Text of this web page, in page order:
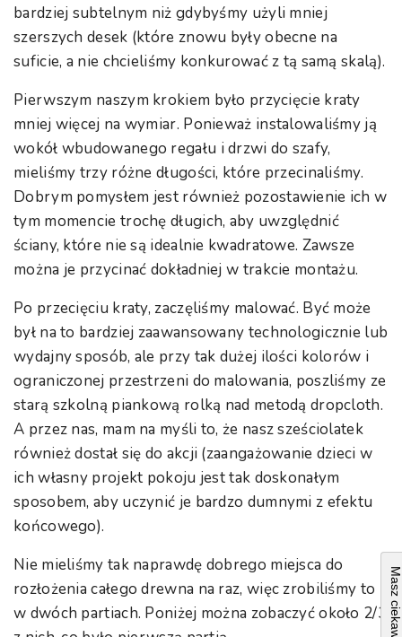
bardziej subtelnym niż gdybyśmy użyli mniej
szerszych desek (które znowu były obecne na
suficie, a nie chcieliśmy konkurować z tą samą skalą).
Pierwszym naszym krokiem było przycięcie kraty
mniej więcej na wymiar. Ponieważ instalowaliśmy ją
wokół wbudowanego regału i drzwi do szafy,
mieliśmy trzy różne długości, które przecinaliśmy.
Dobrym pomysłem jest również pozostawienie ich w
tym momencie trochę długich, aby uwzględnić
ściany, które nie są idealnie kwadratowe. Zawsze
można je przycinać dokładniej w trakcie montażu.
Po przecięciu kraty, zaczęliśmy malować. Być może
był na to bardziej zaawansowany technologicznie lub
wydajny sposób, ale przy tak dużej ilości kolorów i
ograniczonej przestrzeni do malowania, poszliśmy ze
starą szkolną piankową rolką nad metodą dropcloth.
A przez nas, mam na myśli to, że nasz sześciolatek
również dostał się do akcji (zaangażowanie dzieci w
ich własny projekt pokoju jest tak doskonałym
sposobem, aby uczynić je bardzo dumnymi z efektu
końcowego).
Nie mieliśmy tak naprawdę dobrego miejsca do
rozłożenia całego drewna na raz, więc zrobiliśmy to
w dwóch partiach. Poniżej można zobaczyć około 2/3